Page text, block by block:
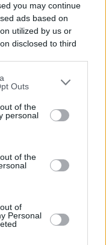
you may continue
ads based on
utilized by us or
disclosed to third
opt-out of the further
information
IAB’s list of
on the IAB’s List of
that may
other third parties.
Outs
of the
personal
of the
of
Personal
denunciare la
ma